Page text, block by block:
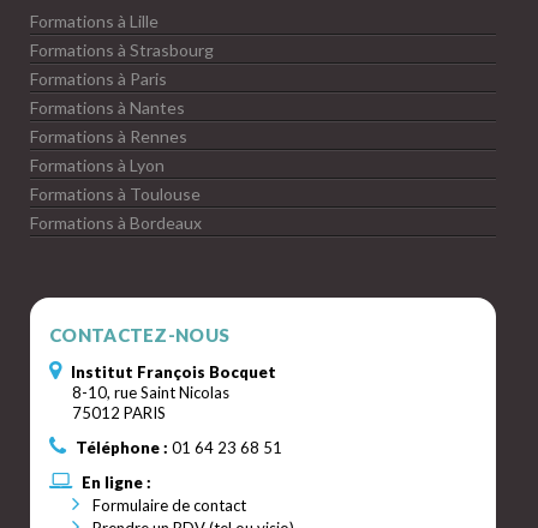
Formations à Lille
Formations à Strasbourg
Formations à Paris
Formations à Nantes
Formations à Rennes
Formations à Lyon
Formations à Toulouse
Formations à Bordeaux
CONTACTEZ-NOUS
Institut François Bocquet
8-10, rue Saint Nicolas
75012 PARIS
Téléphone : 01 64 23 68 51
En ligne :
Formulaire de contact